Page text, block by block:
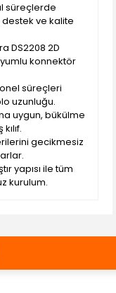
süreçlerde
ve kalite
DS2208 2D
konnektör
süreçleri
uzunluğu.
uygun, bükülme
gecikmesiz
yapısı ile tüm
kurulum.